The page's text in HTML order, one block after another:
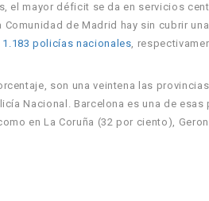
el mayor déficit se da en servicios
de Madrid hay sin cubrir
1.183 policías nacionales,
son una veintena las
Nacional. Barcelona es una de
en La Coruña (32 por ciento),